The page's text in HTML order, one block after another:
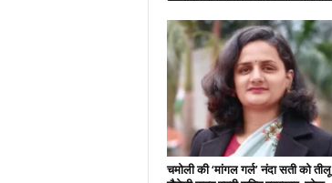
चमोली की ‘मांगल गर्ल’ नंदा सती को तीलू